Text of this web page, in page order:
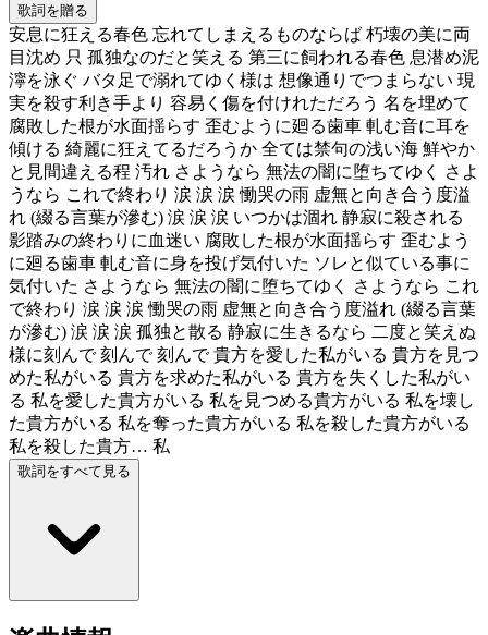
歌詞を贈る
安息に狂える春色 忘れてしまえるものならば 朽壊の美に両
目沈め 只 孤独なのだと笑える 第三に飼われる春色 息潜め泥
濘を泳ぐ バタ足で溺れてゆく様は 想像通りでつまらない 現
実を殺す利き手より 容易く傷を付けれただろう 名を埋めて
腐敗した根が水面揺らす 歪むように廻る歯車 軋む音に耳を
傾ける 綺麗に狂えてるだろうか 全ては禁句の浅い海 鮮やか
と見間違える程 汚れ さようなら 無法の闇に堕ちてゆく さよ
うなら これで終わり 涙 涙 涙 慟哭の雨 虚無と向き合う度溢
れ (綴る言葉が滲む) 涙 涙 涙 いつかは涸れ 静寂に殺される
影踏みの終わりに血迷い 腐敗した根が水面揺らす 歪むよう
に廻る歯車 軋む音に身を投げ気付いた ソレと似ている事に
気付いた さようなら 無法の闇に堕ちてゆく さようなら これ
で終わり 涙 涙 涙 慟哭の雨 虚無と向き合う度溢れ (綴る言葉
が滲む) 涙 涙 涙 孤独と散る 静寂に生きるなら 二度と笑えぬ
様に刻んで 刻んで 刻んで 貴方を愛した私がいる 貴方を見つ
めた私がいる 貴方を求めた私がいる 貴方を失くした私がい
る 私を愛した貴方がいる 私を見つめる貴方がいる 私を壊し
た貴方がいる 私を奪った貴方がいる 私を殺した貴方がいる
私を殺した貴方… 私
歌詞をすべて見る